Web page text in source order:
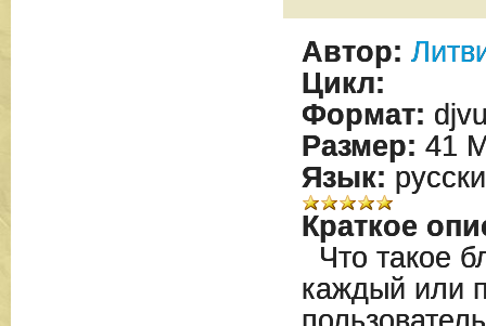
Автор:
Цикл:
Формат:
Размер: 41
Язык:
Краткое
Что такое
каждый или